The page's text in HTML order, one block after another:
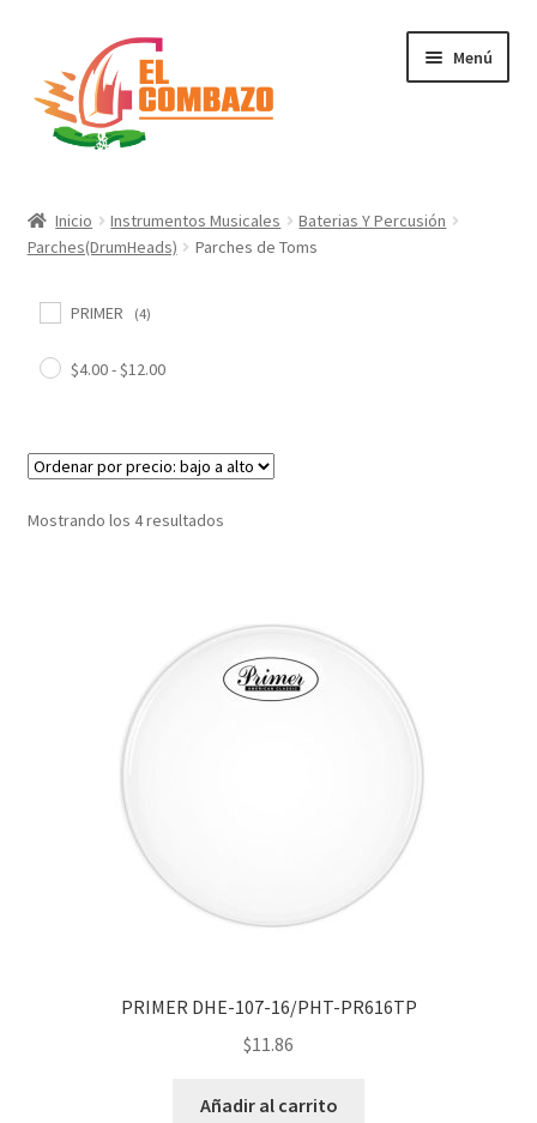
Menú
DJ, Audio e Iluminación PRO
Grabación de Audio & Video
Tecnología
Inicio Instrumentos Musicales
Baterias Y Percusión
Parches(DrumHeads)
Parches de Toms
Mostrando los 4 resultados
PRIMER DHE-107-16/PHT-PR616TP
$11.86
Añadir al carrito
PRIMER (4)
$4.00-$12.00